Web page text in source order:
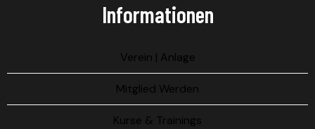
Informationen
Verein | Anlage
Mitglied Werden
Kurse & Trainings